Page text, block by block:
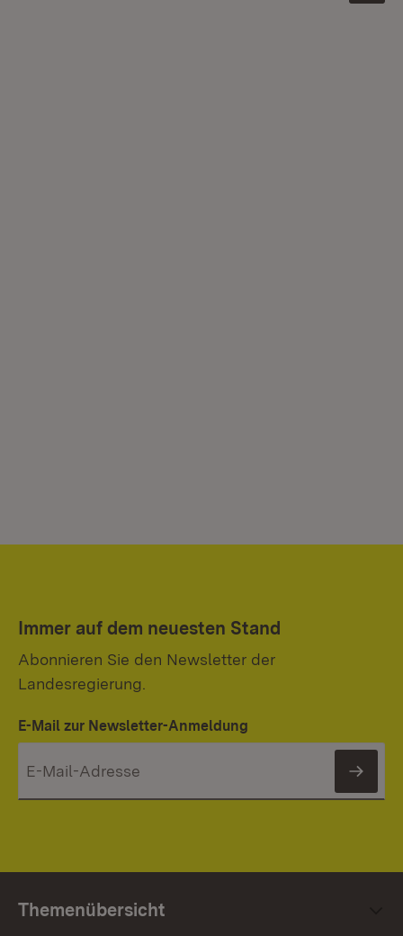
Immer auf dem neuesten Stand
Abonnieren Sie den Newsletter der
Landesregierung.
E-Mail zur Newsletter-Anmeldung
Themenübersicht